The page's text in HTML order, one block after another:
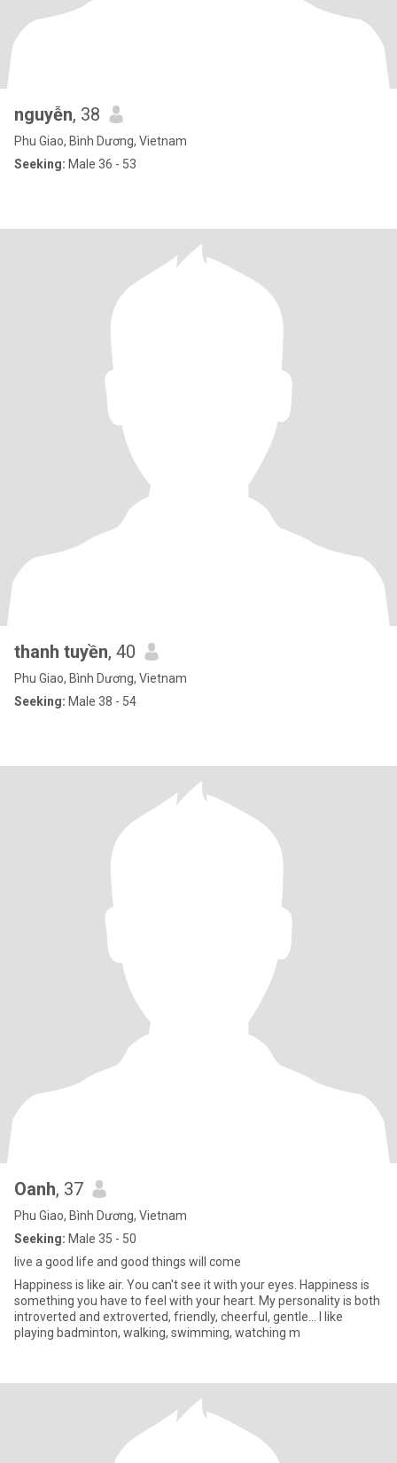
nguyễn, 38
Phu Giao, Bình Dương, Vietnam
Seeking: Male 36 - 53
thanh tuyền, 40
Phu Giao, Bình Dương, Vietnam
Seeking: Male 38 - 54
Oanh, 37
Phu Giao, Bình Dương, Vietnam
Seeking: Male 35 - 50
live a good life and good things will come
Happiness is like air. You can't see it with your eyes. Happiness is
something you have to feel with your heart. My personality is both
introverted and extroverted, friendly, cheerful, gentle... I like
playing badminton, walking, swimming, watching m